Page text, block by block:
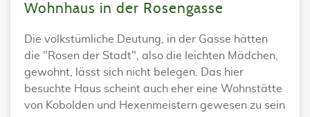
Wohnhaus in der Rosengasse
Die volkstümliche Deutung, in der Gasse hätten
die "Rosen der Stadt", also die leichten Mädchen,
gewohnt, lässt sich nicht belegen. Das hier
besuchte Haus scheint auch eher eine Wohnstätte
von Kobolden und Hexenmeistern gewesen zu sein